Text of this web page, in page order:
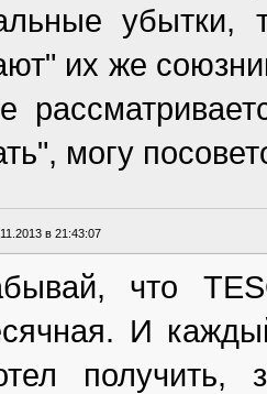
их же
могу
в 21:43:07
что
И
получить,